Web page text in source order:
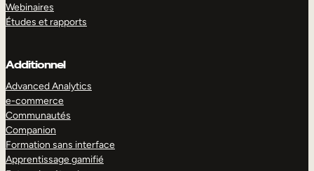
Webinaires
Études et rapports
Additionnel
Advanced Analytics
e-commerce
Communautés
Companion
Formation sans interface
Apprentissage gamifié